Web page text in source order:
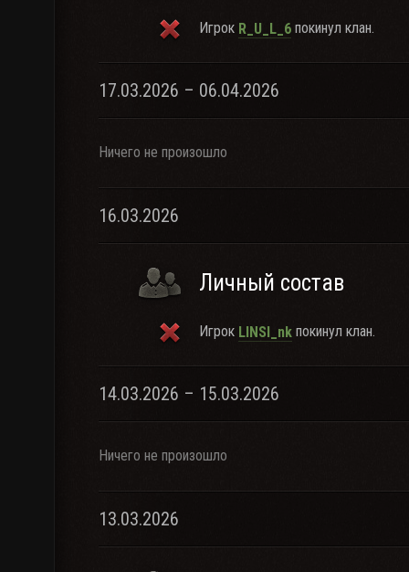
Игрок R_U_L_6 покинул клан.
17.03.2026 – 06.04.2026
Ничего не произошло
16.03.2026
Личный состав
Игрок LINSI_nk покинул клан.
14.03.2026 – 15.03.2026
Ничего не произошло
13.03.2026